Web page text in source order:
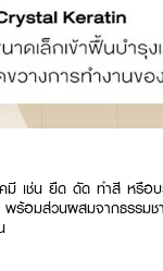
คมี เช่น ยืด ดัด ทำสี หรื
พร้อมส่วนผสมจากธรร